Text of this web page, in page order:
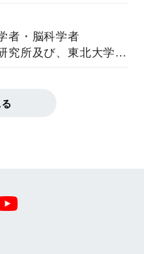
者・脳科学者
究所及び、東北大学大